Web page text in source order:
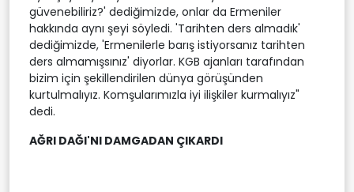
güvenebiliriz?' dediğimizde, onlar da Ermeniler
hakkında aynı şeyi söyledi. 'Tarihten ders almadık'
dediğimizde, 'Ermenilerle barış istiyorsanız tarihten
ders almamışsınız' diyorlar. KGB ajanları tarafından
bizim için şekillendirilen dünya görüşünden
kurtulmalıyız. Komşularımızla iyi ilişkiler kurmalıyız"
dedi.
AĞRI DAĞI'NI DAMGADAN ÇIKARDI